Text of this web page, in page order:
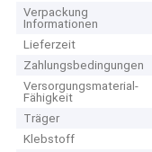
Verpackung
Informationen
Lieferzeit
Zahlungsbedingungen
Versorgungsmaterial-
Fähigkeit
Träger
Klebstoff